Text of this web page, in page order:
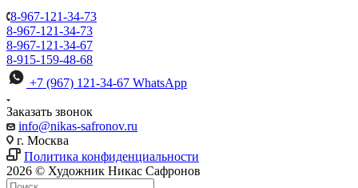
8-967-121-34-73
8-967-121-34-73
8-967-121-34-67
8-915-159-48-68
+7 (967) 121-34-67 WhatsApp
Заказать звонок
info@nikas-safronov.ru
г. Москва
Политика конфиденциальности
2026 © Художник Никас Сафронов